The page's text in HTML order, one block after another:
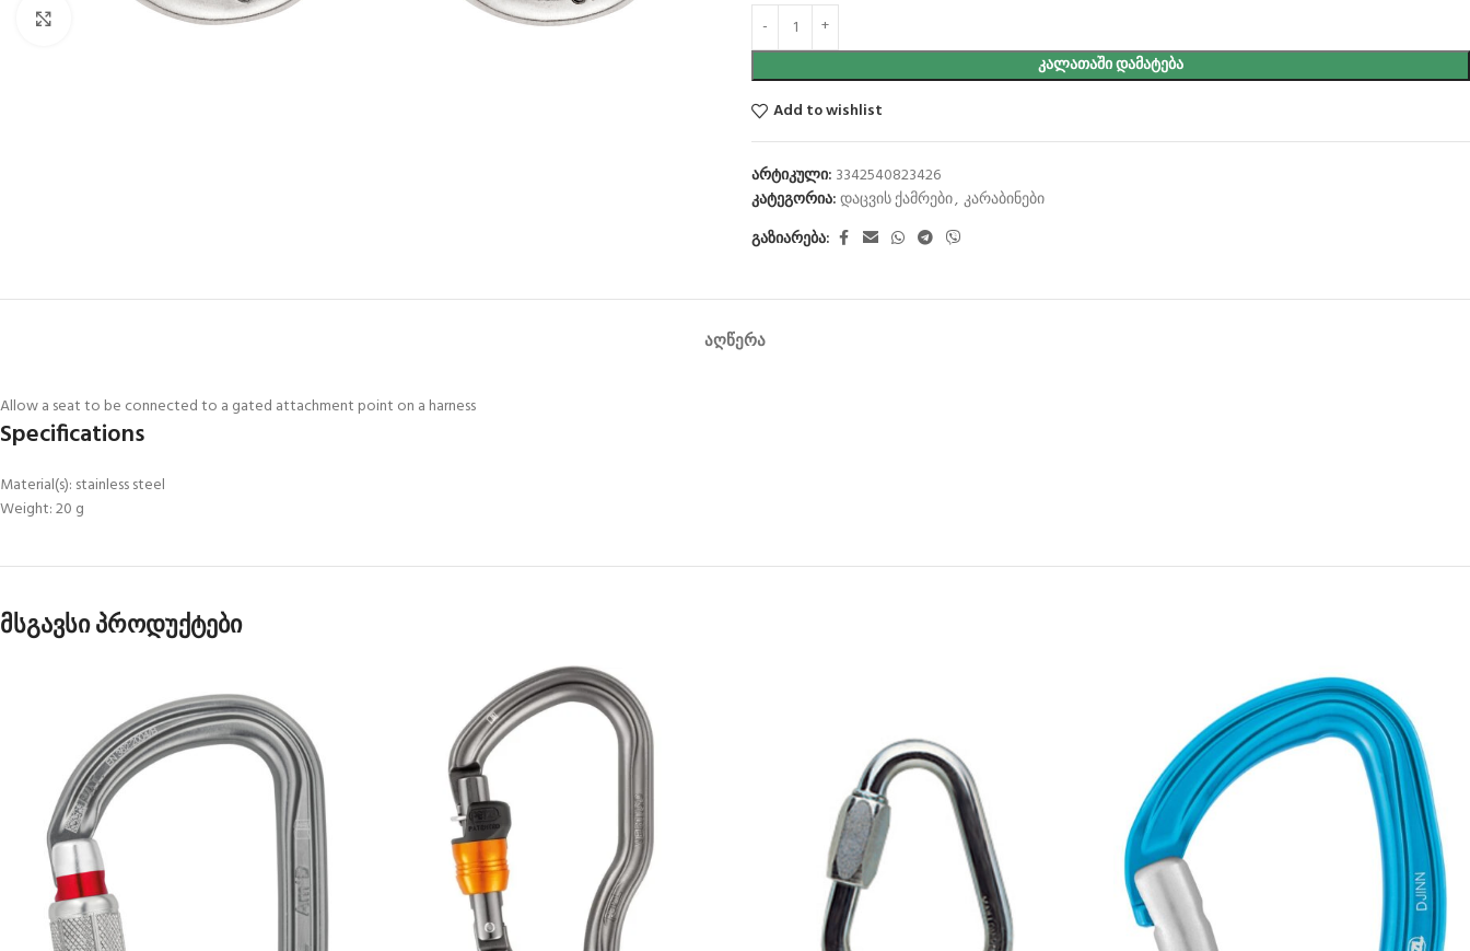
Click to enlarge
ᲙᲐᲚᲐᲗᲐᲨᲘ ᲓᲐᲛᲐᲢᲔᲑᲐ
Add to wishlist
არტიკული: 3342540823426
კატეგორია:დაცვის ქამრები, კარაბინები
გაზიარება:
ᲐᲦᲬᲔᲠᲐ
Allow a seat to be connected to a gated attachment point on a harness
Specifications
Material(s): stainless steel
Weight: 20 g
მსგავსი პროდუქტები